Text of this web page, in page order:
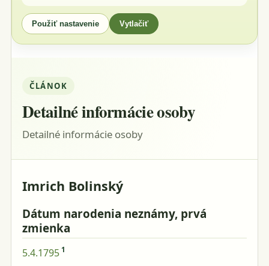
Použiť nastavenie Vytlačiť
ČLÁNOK
Detailné informácie osoby
Detailné informácie osoby
Imrich Bolinský
Dátum narodenia neznámy, prvá
zmienka
5.4.1795 1